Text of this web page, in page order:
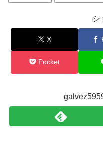
シ
X
Pocket